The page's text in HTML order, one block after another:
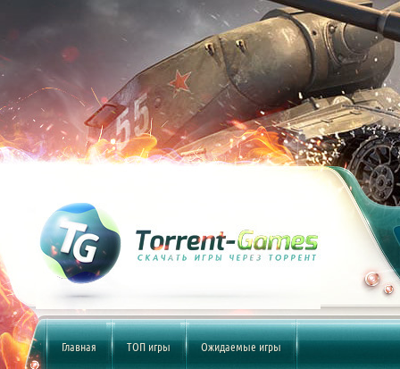
Главная ТОП игры Ожидаемые игры